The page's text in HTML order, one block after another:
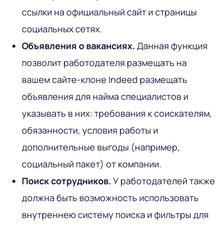
ссылки на официальный сайт и страницы
социальных сетях.
Объявления о вакансиях. Данная функция
позволит работодателя размещать на
вашем сайте-клоне Indeed размещать
объявления для найма специалистов и
указывать в них: требования к соискателям,
обязанности, условия работы и
дополнительные выгоды (например,
социальный пакет) от компании.
Поиск сотрудников. У работодателей также
должна быть возможность использовать
внутреннею систему поиска и фильтры для